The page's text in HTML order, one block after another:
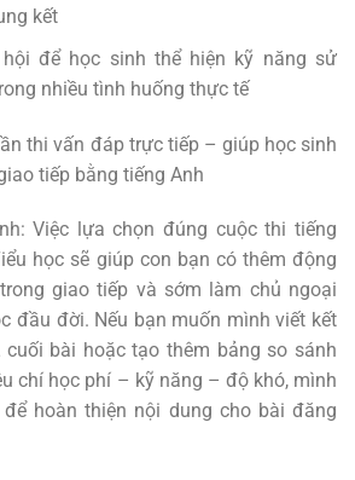
kết
để học sinh thể hiện kỹ năng sử
nhiều tình huống thực tế
thi vấn đáp trực tiếp – giúp học sinh
tiếp bằng tiếng Anh
Việc lựa chọn đúng cuộc thi tiếng
học sẽ giúp con bạn có thêm động
giao tiếp và sớm làm chủ ngoại
đầu đời. Nếu bạn muốn mình viết kết
cuối bài hoặc tạo thêm bảng so sánh
chí học phí – kỹ năng – độ khó, mình
hoàn thiện nội dung cho bài đăng